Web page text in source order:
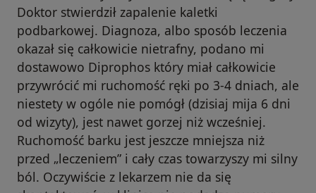
Doktor stwierdził zapalenie kaletki
podbarkowej. Diagnoza, albo sposób leczenia
okazał się całkowicie nietrafny, podano mi
dostawowo Diprophos który miał całkowicie
przywrócić mi ruchomość ręki po 3-4 dniach, ale
niestety w ogóle nie pomógł (dzisiaj mija 6 dni
od wizyty), jest nawet gorzej niż wcześniej.
Ruchomość barku jest jeszcze mniejsza niż
przed „leczeniem” i cały czas towarzyszy mi silny
ból. Oczywiście z lekarzem nie da się